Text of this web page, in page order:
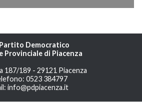
Partito Democratico
Provinciale di Piacenza
187/189 - 29121 Piacenza
0523 384797
info@pdpiacenza.it